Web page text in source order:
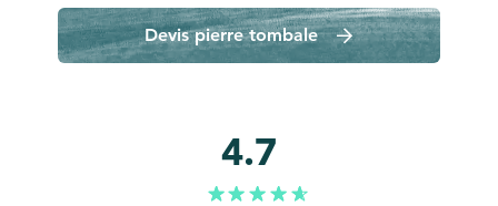
Devis pierre tombale
4.7